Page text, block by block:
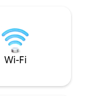
chur in áirithe
iompar chuig an
trealamh sciála,
sheachadadh...
Wi-Fi